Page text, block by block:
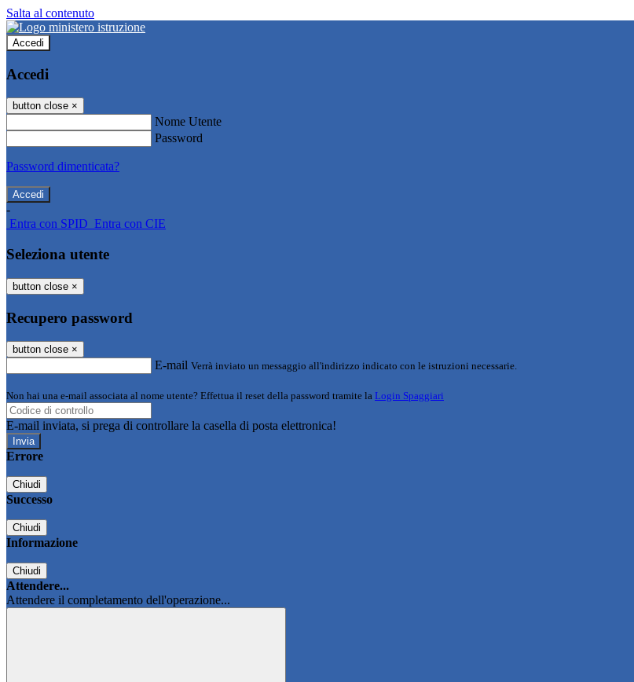
Salta al contenuto
Accedi
Accedi
button close ×
Nome Utente
Password
Password dimenticata?
-
Entra con SPID Entra con CIE
Seleziona utente
button close ×
Recupero password
button close ×
E-mail Verrà inviato un messaggio all'indirizzo indicato con le istruzioni necessarie.
Non hai una e-mail associata al nome utente? Effettua il reset della password tramite la Login Spaggiari
E-mail inviata, si prega di controllare la casella di posta elettronica!
Errore
Chiudi
Successo
Chiudi
Informazione
Chiudi
Attendere...
Attendere il completamento dell'operazione...